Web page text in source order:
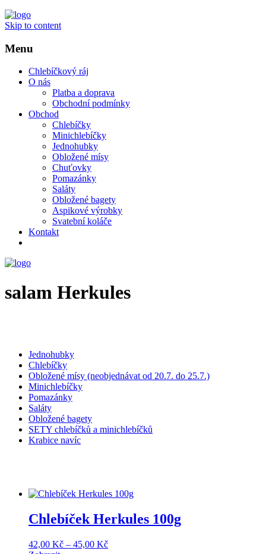
Skip to content
Menu
Chlebíčkový ráj
O nás
Platba a doprava
Obchodní podmínky
Obchod
Chlebíčky
Minichlebíčky
Jednohubky
Obložené mísy
Chuťovky
Pomazánky
Saláty
Obložené bagety
Aspikové výrobky
Svatební koláče
Kontakt
salam Herkules
Jednohubky
Chlebíčky
Obložené mísy (neobjednávat od 20.7. do 25.7.)
Minichlebíčky
Pomazánky
Saláty
Obložené bagety
SETY chlebíčků a minichlebíčků
Krabice navíc
Chlebíček Herkules 100g
42,00 Kč – 45,00 KčPrice